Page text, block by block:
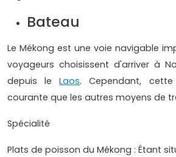
Bateau
Le Mékong est une voie navigable
voyageurs choisissent d'arriver à
depuis leLaos. Cependant,
courante que les autres moyens de
Spécialité
Plats de poisson du Mékong : Étant